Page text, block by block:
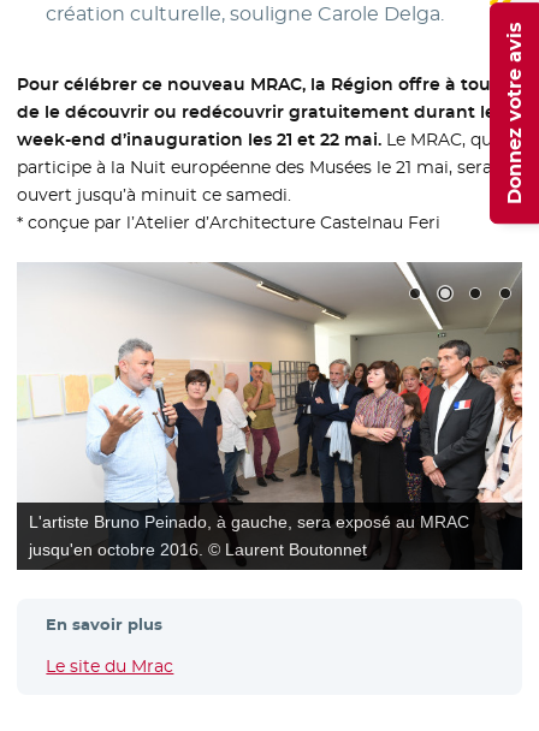
création culturelle, souligne Carole Delga.
Pour célébrer ce nouveau MRAC, la Région offre à tous
de le découvrir ou redécouvrir gratuitement durant le
week-end d’inauguration les 21 et 22 mai. Le MRAC, qui
participe à la Nuit européenne des Musées le 21 mai, sera
ouvert jusqu’à minuit ce samedi.
* conçue par l’Atelier d’Architecture Castelnau Feri
L'artiste Bruno Peinado, à gauche, sera exposé au MRAC
jusqu'en octobre 2016. © Laurent Boutonnet
En savoir plus
Le site du Mrac
Donnez votre avis